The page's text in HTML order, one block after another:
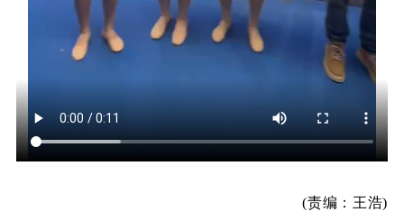
(责编：王浩)